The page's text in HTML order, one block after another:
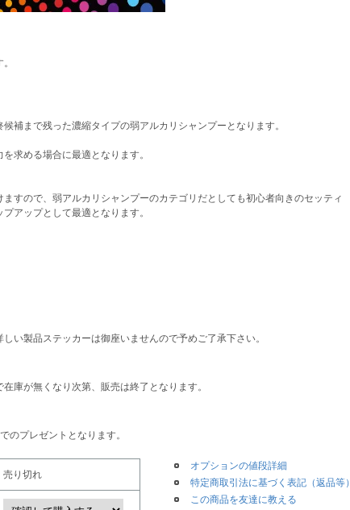
補まで残った濃縮タイプの弱アルカリシャンプーとなります。
求める場合に最適となります。
すので、弱アルカリシャンプーのカテゴリだとしても初心者向きのセッティ
アップとして最適となります。
い製品ステッカーは御座いませんので予めご了承下さい。
庫が無くなり次第、販売は終了となります。
のプレゼントとなります。
売り切れ
オプションの値段詳細
特定商取引法に基づく表記（返品等）
この商品を友達に教える